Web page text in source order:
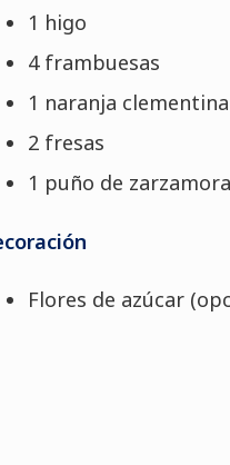
1 higo
4 frambuesas
1 naranja clementina
2 fresas
1 puño de
Flores de azúcar